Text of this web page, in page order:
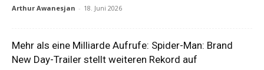
Arthur Awanesjan - 18. Juni 2026
Mehr als eine Milliarde Aufrufe: Spider-Man: Brand
New Day-Trailer stellt weiteren Rekord auf